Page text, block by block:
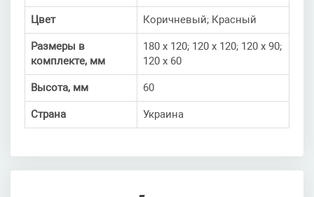
Цвет Коричневый; Красный
Размеры в
комплекте, мм
180 х 120; 120 х 120; 120 х 90;
120 х 60
Высота, мм 60
Страна Украина